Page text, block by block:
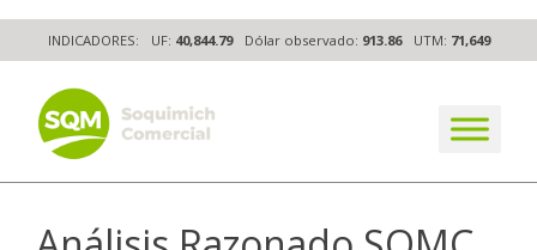
to
content
INDICADORES: UF: 40,844.79 Dólar observado: 913.86 UTM: 71,649
The worldwide business formula